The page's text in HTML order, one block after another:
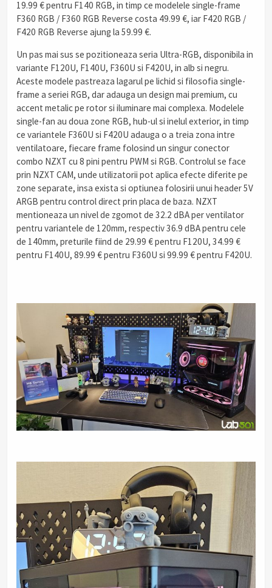
19.99 € pentru F140 RGB, in timp ce modelele single-frame
F360 RGB / F360 RGB Reverse costa 49.99 €, iar F420 RGB /
F420 RGB Reverse ajung la 59.99 €.
Un pas mai sus se pozitioneaza seria Ultra-RGB, disponibila in
variante F120U, F140U, F360U si F420U, in alb si negru.
Aceste modele pastreaza lagarul pe lichid si filosofia single-
frame a seriei RGB, dar adauga un design mai premium, cu
accent metalic pe rotor si iluminare mai complexa. Modelele
single-fan au doua zone RGB, hub-ul si inelul exterior, in timp
ce variantele F360U si F420U adauga o a treia zona intre
ventilatoare, fiecare frame folosind un singur conector
combo NZXT cu 8 pini pentru PWM si RGB. Controlul se face
prin NZXT CAM, unde utilizatorii pot aplica efecte diferite pe
zone separate, insa exista si optiunea folosirii unui header 5V
ARGB pentru control direct prin placa de baza. NZXT
mentioneaza un nivel de zgomot de 32.2 dBA per ventilator
pentru variantele de 120mm, respectiv 36.9 dBA pentru cele
de 140mm, preturile fiind de 29.99 € pentru F120U, 34.99 €
pentru F140U, 89.99 € pentru F360U si 99.99 € pentru F420U.